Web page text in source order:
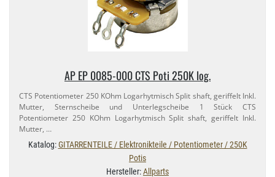
AP EP 0085-​000 CTS Poti 250K log.
CTS Potentiometer 250 KOhm Logarhytmisch Split shaft, geriffelt Inkl.
Mutter, Sternscheibe und Unterlegscheibe 1 Stück CTS
Potentiometer 250 KOhm Logarhytmisch Split shaft, geriffelt Inkl.
Mutter, …
Katalog:GITARRENTEILE / Elektronikteile / Potentiometer / 250K
Potis
Hersteller:Allparts